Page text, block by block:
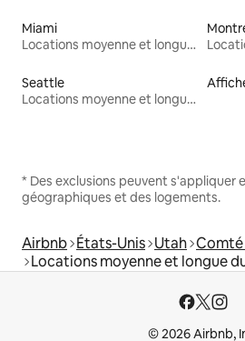
Miami
Locations moyenne et longue durée
Seattle
Locations moyenne et longue durée
* Des exclusions peuvent s'appliquer
géographiques et des logements.
Airbnb États-Unis Utah Comté
Locations moyenne et longue
© 2026 Airbnb,